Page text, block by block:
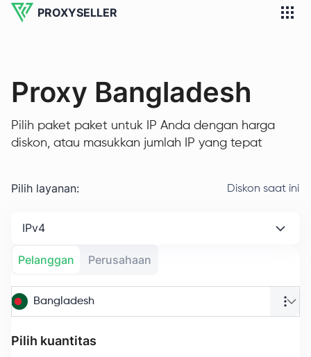
PROXYSELLER
Proxy Bangladesh
Pilih paket paket untuk IP Anda dengan harga
diskon, atau masukkan jumlah IP yang tepat
Pilih layanan: Diskon saat ini
IPv4
Pelanggan Perusahaan
Bangladesh
Pilih kuantitas